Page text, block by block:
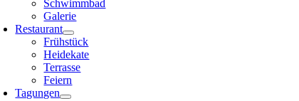
Schwimmbad
Galerie
Restaurant
Frühstück
Heidekate
Terrasse
Feiern
Tagungen